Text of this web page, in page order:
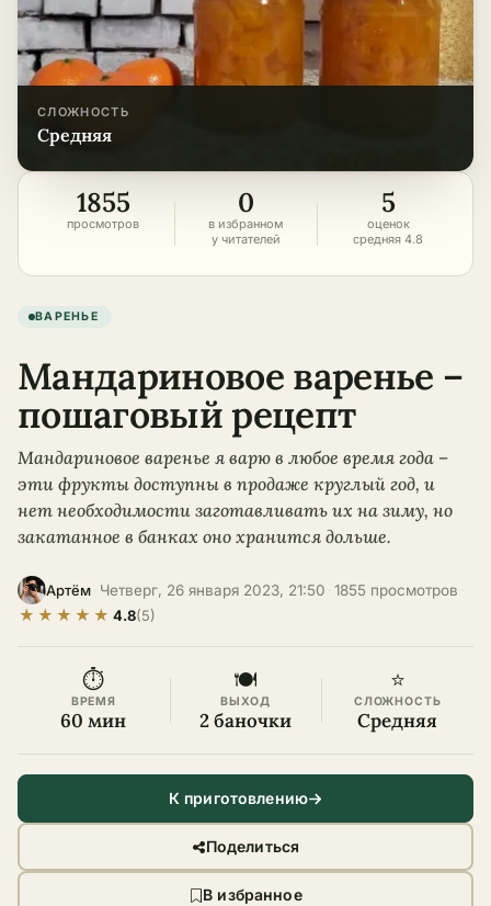
СЛОЖНОСТЬ
средняя
1855
просмотров
0
в избранном
у читателей
5
оценок
средняя 4.8
ВАРЕНЬЕ
Мандариновое варенье –
пошаговый рецепт
Мандариновое варенье я варю в любое время года –
эти фрукты доступны в продаже круглый год, и
нет необходимости заготавливать их на зиму, но
закатанное в банках оно хранится дольше.
Артём Четверг, 26 января 2023, 21:50 1855 просмотров
★ ★ ★ ★ ★ 4.8(5)
⏱
ВРЕМЯ
60 мин
🍽
ВЫХОД
2 баночки
⭐
СЛОЖНОСТЬ
Средняя
К приготовлению
Поделиться
В избранное